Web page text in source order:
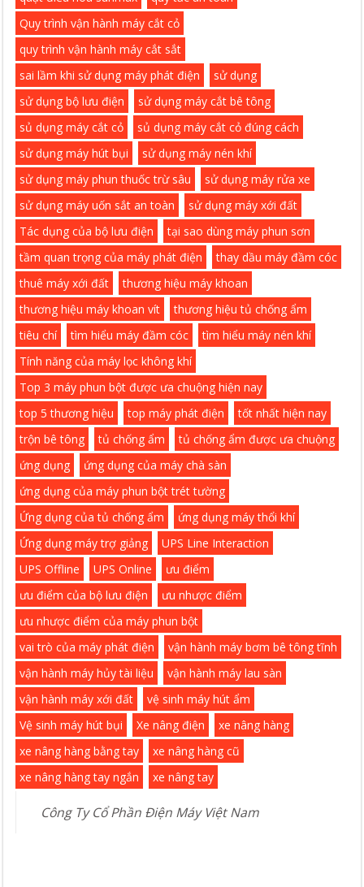
Quy trình vận hành máy cắt cỏ
quy trình vận hành máy cắt sắt
sai lầm khi sử dụng máy phát điện
sử dụng
sử dụng bộ lưu điện
sử dụng máy cắt bê tông
sủ dụng máy cắt cỏ
sủ dụng máy cắt cỏ đúng cách
sử dụng máy hút bụi
sử dụng máy nén khí
sử dụng máy phun thuốc trừ sâu
sử dụng máy rửa xe
sử dụng máy uốn sắt an toàn
sử dụng máy xới đất
Tác dụng của bộ lưu điện
tại sao dùng máy phun sơn
tầm quan trọng của máy phát điện
thay dầu máy đầm cóc
thuê máy xới đất
thương hiệu máy khoan
thương hiệu máy khoan vít
thương hiệu tủ chống ẩm
tiêu chí
tìm hiểu máy đầm cóc
tìm hiểu máy nén khí
Tính năng của máy lọc không khí
Top 3 máy phun bột được ưa chuộng hiện nay
top 5 thương hiệu
top máy phát điện
tốt nhất hiện nay
trộn bê tông
tủ chống ẩm
tủ chống ẩm được ưa chuộng
ứng dụng
ứng dụng của máy chà sàn
ứng dụng của máy phun bột trét tường
Ứng dụng của tủ chống ẩm
ứng dụng máy thổi khí
Ứng dụng máy trợ giảng
UPS Line Interaction
UPS Offline
UPS Online
ưu điểm
ưu điểm của bộ lưu điện
ưu nhược điểm
ưu nhược điểm của máy phun bột
vai trò của máy phát điện
vận hành máy bơm bê tông tĩnh
vận hành máy hủy tài liệu
vận hành máy lau sàn
vận hành máy xới đất
vệ sinh máy hút ẩm
Vệ sinh máy hút bụi
Xe nâng điện
xe nâng hàng
xe nâng hàng bằng tay
xe nâng hàng cũ
xe nâng hàng tay ngắn
xe nâng tay
Công Ty Cổ Phần Điện Máy Việt Nam